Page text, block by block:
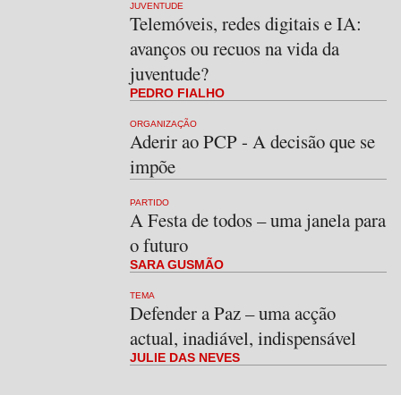
JUVENTUDE
Telemóveis, redes digitais e IA:
avanços ou recuos na vida da
juventude?
PEDRO FIALHO
ORGANIZAÇÃO
Aderir ao PCP - A decisão que se
impõe
PARTIDO
A Festa de todos – uma janela para
o futuro
SARA GUSMÃO
TEMA
Defender a Paz – uma acção
actual, inadiável, indispensável
JULIE DAS NEVES